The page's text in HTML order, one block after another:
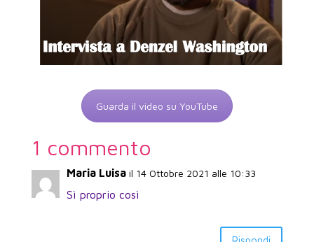
Guarda il video su YouTube
1 commento
Maria Luisa il 14 Ottobre 2021 alle 10:33
Sì proprio così